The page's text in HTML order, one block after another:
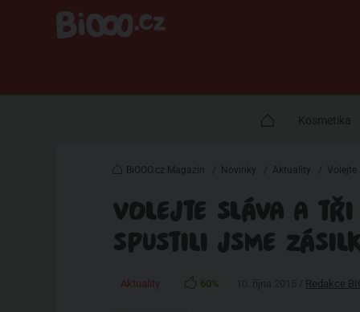
Kosmetika
BiOOO.cz Magazin / Novinky / Aktuality / Volejte
VOLEJTE SLÁVA A TŘI
SPUSTILI JSME
Aktuality 60% Redakce